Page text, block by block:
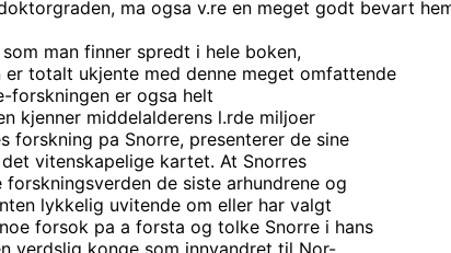
ma ogsa v.re en meget godt bevart
man finner spredt i hele boken,
totalt ukjente med denne meget omfattende
forskningen er ogsa helt
kjenner middelalderens l.rde miljoer
forskning pa Snorre, presenterer de sine
vitenskapelige kartet. At Snorres
de siste arhundrene og
lykkelig uvitende om eller har valgt
forsok pa a forsta og tolke Snorre i hans
verdslig konge som innvandret til Nor-